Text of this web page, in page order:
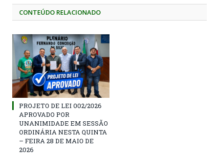
CONTEÚDO RELACIONADO
PROJETO DE LEI 002/2026
APROVADO POR
UNANIMIDADE EM SESSÃO
ORDINÁRIA NESTA QUINTA
– FEIRA 28 DE MAIO DE
2026